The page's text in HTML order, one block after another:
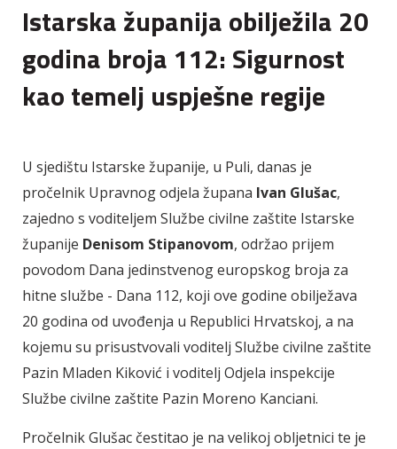
Istarska županija obilježila 20
godina broja 112: Sigurnost
kao temelj uspješne regije
U sjedištu Istarske županije, u Puli, danas je
pročelnik Upravnog odjela župana Ivan Glušac,
zajedno s voditeljem Službe civilne zaštite Istarske
županije Denisom Stipanovom, održao prijem
povodom Dana jedinstvenog europskog broja za
hitne službe - Dana 112, koji ove godine obilježava
20 godina od uvođenja u Republici Hrvatskoj, a na
kojemu su prisustvovali voditelj Službe civilne zaštite
Pazin Mladen Kiković i voditelj Odjela inspekcije
Službe civilne zaštite Pazin Moreno Kanciani.
Pročelnik Glušac čestitao je na velikoj obljetnici te je